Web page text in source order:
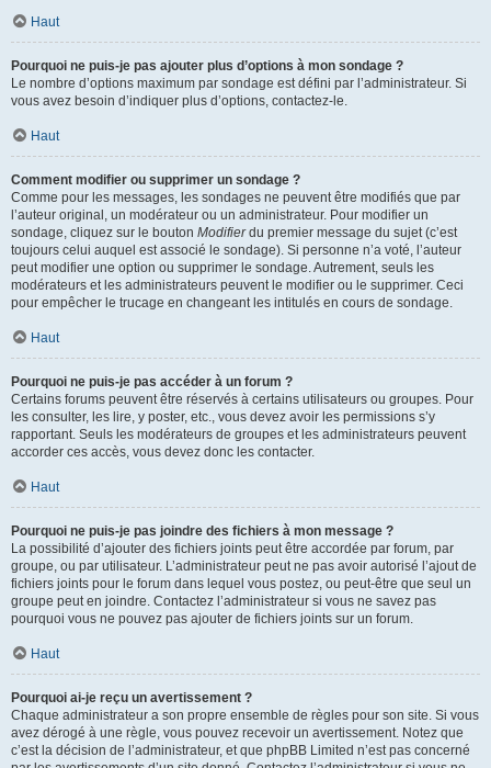
Haut
Pourquoi ne puis-je pas ajouter plus d’options à mon sondage ?
Le nombre d’options maximum par sondage est défini par l’administrateur. Si
vous avez besoin d’indiquer plus d’options, contactez-le.
Haut
Comment modifier ou supprimer un sondage ?
Comme pour les messages, les sondages ne peuvent être modifiés que par
l’auteur original, un modérateur ou un administrateur. Pour modifier un
sondage, cliquez sur le bouton Modifierdu premier message du sujet (c’est
toujours celui auquel est associé le sondage). Si personne n’a voté, l’auteur
peut modifier une option ou supprimer le sondage. Autrement, seuls les
modérateurs et les administrateurs peuvent le modifier ou le supprimer. Ceci
pour empêcher le trucage en changeant les intitulés en cours de sondage.
Haut
Pourquoi ne puis-je pas accéder à un forum ?
Certains forums peuvent être réservés à certains utilisateurs ou groupes. Pour
les consulter, les lire, y poster, etc., vous devez avoir les permissions s’y
rapportant. Seuls les modérateurs de groupes et les administrateurs peuvent
accorder ces accès, vous devez donc les contacter.
Haut
Pourquoi ne puis-je pas joindre des fichiers à mon message ?
La possibilité d’ajouter des fichiers joints peut être accordée par forum, par
groupe, ou par utilisateur. L’administrateur peut ne pas avoir autorisé l’ajout de
fichiers joints pour le forum dans lequel vous postez, ou peut-être que seul un
groupe peut en joindre. Contactez l’administrateur si vous ne savez pas
pourquoi vous ne pouvez pas ajouter de fichiers joints sur un forum.
Haut
Pourquoi ai-je reçu un avertissement ?
Chaque administrateur a son propre ensemble de règles pour son site. Si vous
avez dérogé à une règle, vous pouvez recevoir un avertissement. Notez que
c’est la décision de l’administrateur, et que phpBB Limited n’est pas concerné